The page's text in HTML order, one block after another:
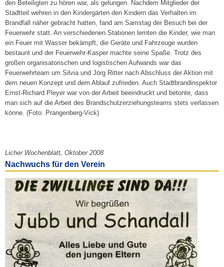
den Beteiligten zu hören war, als gelungen. Nachdem Mitglieder der
Stadtteil wehren in den Kindergärten den Kindern das Verhalten im
Brandfall näher gebracht hatten, fand am Samstag der Besuch bei der
Feuerwehr statt. An verschiedenen Stationen lernten die Kinder, wie man
ein Feuer mit Wasser bekämpft, die Geräte und Fahrzeuge wurden
bestaunt und der Feuerwehr-Kasper machte seine Spaße. Trotz des
großen organisatorischen und logistischen Aufwands war das
Feuerwehrteam um Silvia und Jörg Ritter nach Abschluss der Aktion mit
dem neuen Konzept und dem Ablauf zufrieden. Auch Stadtbrandinspektor
Ernst-Richard Pleyer war von der Arbeit beeindruckt und betonte, dass
man sich auf die Arbeit des Brandschutzerziehungsteams stets verlassen
könne. (Foto: Prangenberg-Vick)
Licher Wochenblatt, Oktober 2008
Nachwuchs für den Verein